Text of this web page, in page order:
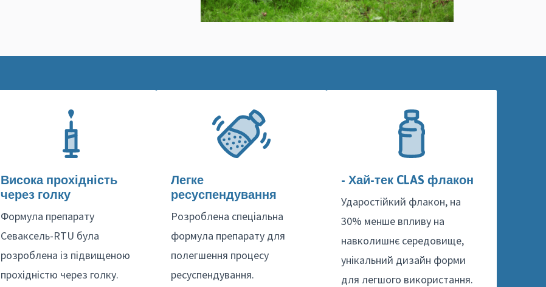
Висока прохідність
через голку
Формула препарату
Севаксель-RTU була
розроблена із підвищеною
прохідністю через голку.
Легке
ресуспендування
Розроблена спеціальна
формула препарату для
полегшення процесу
ресуспендування.
- Хай-тек CLAS флакон
Ударостійкий флакон, на
30% менше впливу на
навколишнє середовище,
унікальний дизайн форми
для легшого використання.